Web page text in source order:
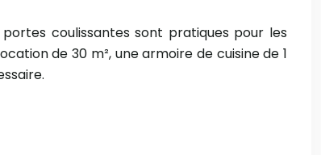
coulissantes sont pratiques pour les
de 30 m², une armoire de cuisine de 1